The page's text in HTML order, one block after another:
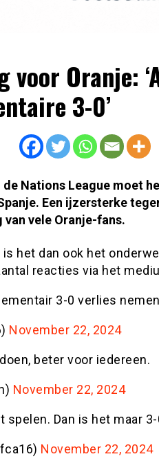
Oranje:
3-0’
Nations League moet
Een ijzersterke
vele Oranje-fans.
het dan ook het
reacties via het
3-0 verlies
November 22, 2024
beter voor iedereen.
November 22, 2024
spelen. Dan is het maar
November 22, 2024